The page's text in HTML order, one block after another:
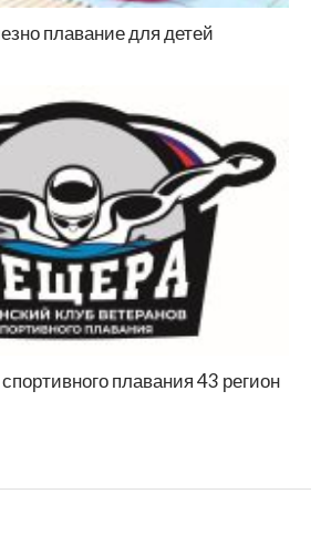
плавание для детей
плавания 43 регион